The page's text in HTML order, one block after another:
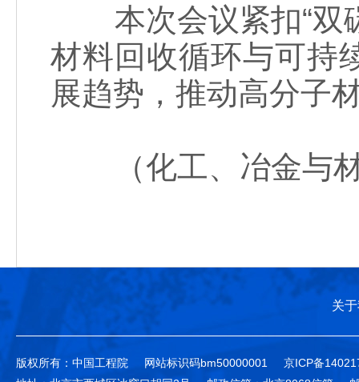
本次会议紧扣“双碳
材料回收循环与可持
展趋势，推动高分子
（化工、冶金与材
关
版权所有：中国工程院 网站标识码bm50000001
京ICP备